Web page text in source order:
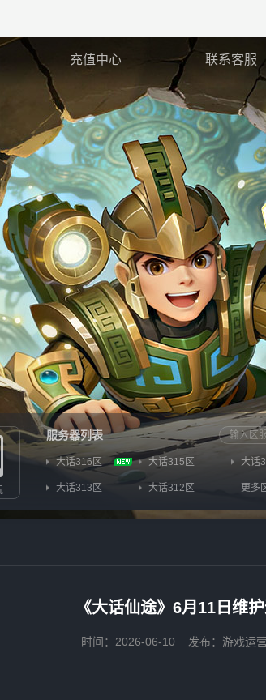
充值中心 联系客服
服务器列表
大话316区 大话315区 大话
大话313区 大话312区 更多
《大话仙途》6月11日维
时间：2026-06-10 发布：游戏运